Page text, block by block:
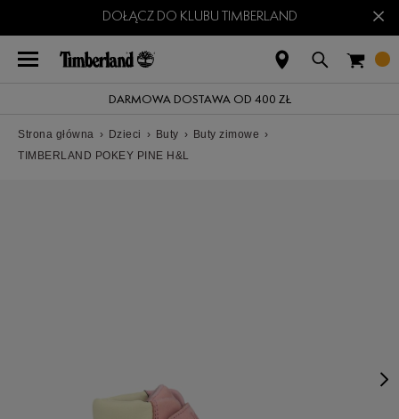
DOŁĄCZ DO KLUBU TIMBERLAND ×
DARMOWA DOSTAWA OD 400 ZŁ
Strona główna › Dzieci › Buty › Buty zimowe ›
TIMBERLAND POKEY PINE H&L